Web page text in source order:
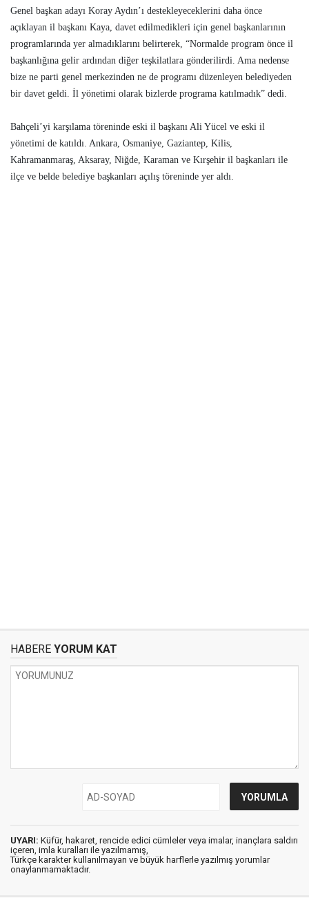
Genel başkan adayı Koray Aydın’ı destekleyeceklerini daha önce
açıklayan il başkanı Kaya, davet edilmedikleri için genel başkanlarının
programlarında yer almadıklarını belirterek, “Normalde program önce il
başkanlığına gelir ardından diğer teşkilatlara gönderilirdi. Ama nedense
bize ne parti genel merkezinden ne de programı düzenleyen belediyeden
bir davet geldi. İl yönetimi olarak bizlerde programa katılmadık” dedi.
Bahçeli’yi karşılama töreninde eski il başkanı Ali Yücel ve eski il
yönetimi de katıldı. Ankara, Osmaniye, Gaziantep, Kilis,
Kahramanmaraş, Aksaray, Niğde, Karaman ve Kırşehir il başkanları ile
ilçe ve belde belediye başkanları açılış töreninde yer aldı.
HABERE YORUM KAT
UYARI: Küfür, hakaret, rencide edici cümleler veya imalar, inançlara saldırı
içeren, imla kuralları ile yazılmamış,
Türkçe karakter kullanılmayan ve büyük harflerle yazılmış yorumlar
onaylanmamaktadır.